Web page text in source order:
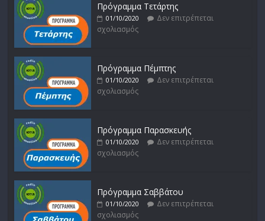
Πρόγραμμα Τετάρτης
01/10/2020
Δεν επιτρέπεται
σχολιασμός
Πρόγραμμα Πέμπτης
01/10/2020
Δεν επιτρέπεται
σχολιασμός
Πρόγραμμα Παρασκευής
01/10/2020
Δεν επιτρέπεται
σχολιασμός
Πρόγραμμα Σαββάτου
01/10/2020
Δεν επιτρέπεται
σχολιασμός